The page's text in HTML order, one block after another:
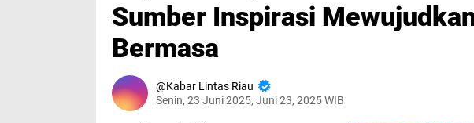
Sumber Inspirasi
Bermasa
Kabar Lintas Riau
Senin, 23 Juni 2025, Juni 23, 2025 WIB